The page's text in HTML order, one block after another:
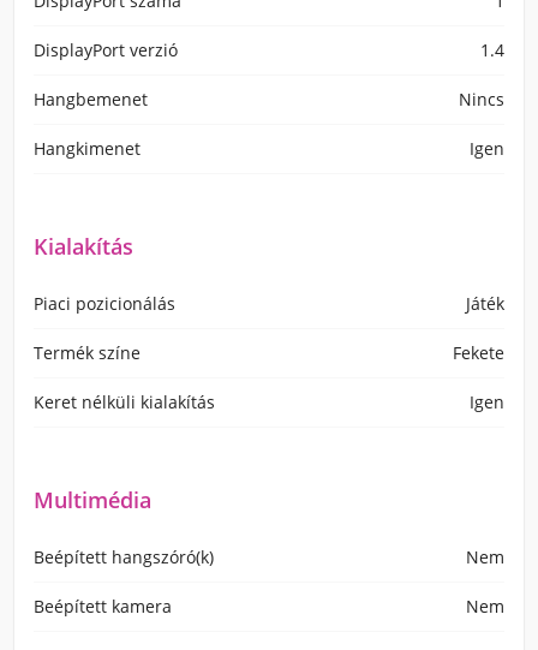
DisplayPort verzió 1.4
Hangbemenet Nincs
Hangkimenet Igen
Kialakítás
Piaci pozicionálás Játék
Termék színe Fekete
Keret nélküli kialakítás Igen
Multimédia
Beépített hangszóró(k) Nem
Beépített kamera Nem